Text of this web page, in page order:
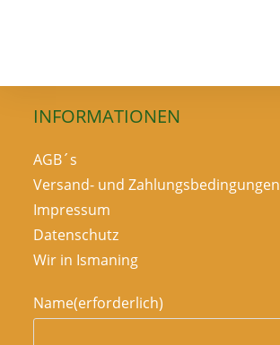
INFORMATIONEN
AGB´s
Versand- und Zahlungsbedingungen
Impressum
Datenschutz
Wir in Ismaning
Name(erforderlich)